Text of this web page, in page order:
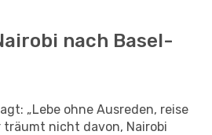
nach Basel-
„Lebe ohne Ausreden, reise
träumt nicht davon, Nairobi